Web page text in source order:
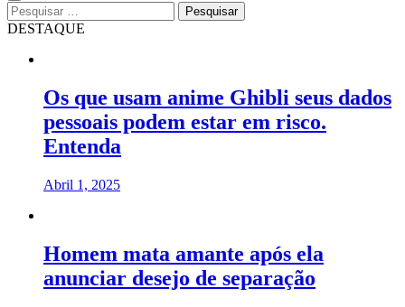
Pesquisar
por:
DESTAQUE
Os que usam anime Ghibli seus dados
pessoais podem estar em risco.
Entenda
Abril 1, 2025
Homem mata amante após ela
anunciar desejo de separação